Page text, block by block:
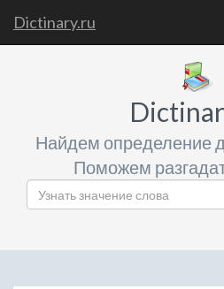
Dictinary.ru
Найдем определение
Поможем